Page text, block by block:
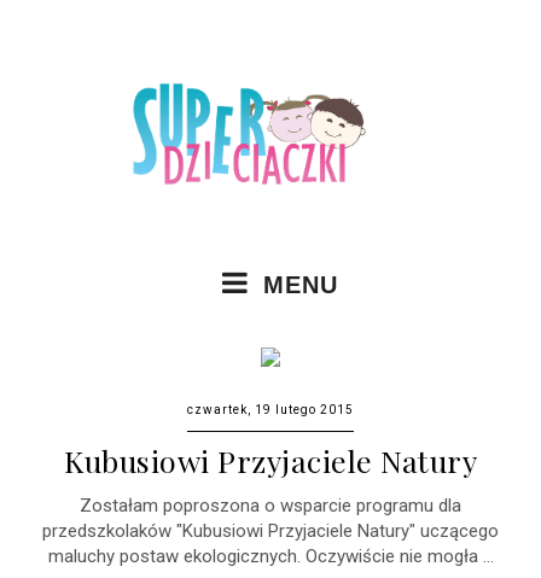
MENU
czwartek, 19 lutego 2015
Kubusiowi Przyjaciele Natury
Zostałam poproszona o wsparcie programu dla
przedszkolaków "Kubusiowi Przyjaciele Natury" uczącego
maluchy postaw ekologicznych. Oczywiście nie mogła ...